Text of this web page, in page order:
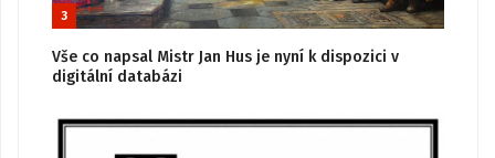
3
Vše co napsal Mistr Jan Hus je nyní k dispozici v
digitální databázi